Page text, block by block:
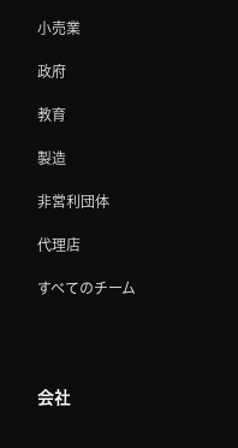
小売業
政府
教育
製造
非営利団体
代理店
すべてのチーム
会社